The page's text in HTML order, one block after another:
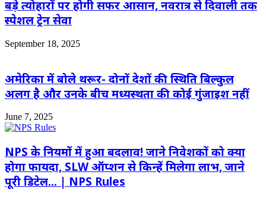
बड़े त्योहारों पर होगी सफर आसान, नवरात्र से दिवाली तक
स्पेशल ट्रेन सेवा
September 18, 2025
अमेरिका में बोले थरूर- दोनों देशों की स्थिति बिल्कुल
अलग है और उनके बीच मध्यस्थता की कोई गुंजाइश नहीं
June 7, 2025
NPS के नियमों में हुआ बदलाव! जाने निवेशकों को क्या
होगा फायदा, SLW ऑप्शन से किन्हें मिलेगा लाभ, जाने
पूरी डिटेल… | NPS Rules